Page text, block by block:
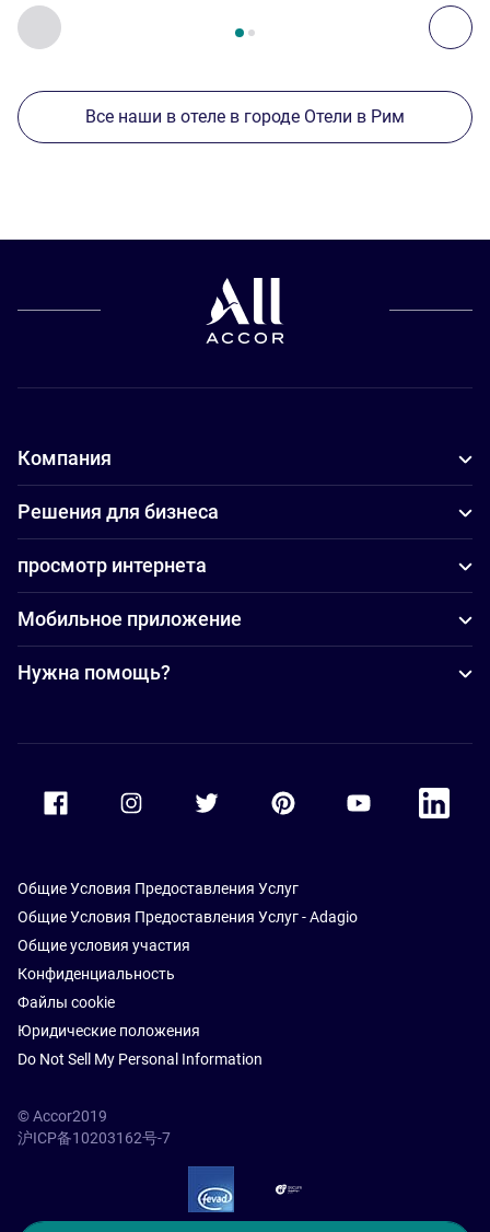
Назад - Другие отели поблизости
Страница , Другие отели поблизости 1 :, Другие
Все наши в отеле в городе Отели в Рим
Компания
Решения для бизнеса
просмотр интернета
Мобильное приложение
Нужна помощь?
Accor Youtube
Accor
Общие Условия Предоставления Услуг
Общие Условия Предоставления Услуг - Adagio
Общие условия участия
Конфиденциальность
Файлы cookie
Юридические положения
Do Not Sell My Personal Information
© Accor2019
沪ICP备10203162号-7